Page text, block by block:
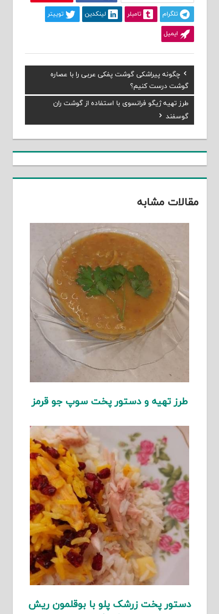
تلگرام تامبلر لینکدین توییتر
ایمیل
راهبری
نوشته
Previous
Post:
چگونه پیراشکی گوشت پفکی عربی را با عصاره
گوشت درست کنیم؟
Next
Post:
طرز تهیه ژیگو فرانسوی با استفاده از گوشت ران
گوسفند
مقالات مشابه
طرز تهیه و دستور پخت سوپ جو قرمز
دستور پخت زرشک پلو با بوقلمون ریش